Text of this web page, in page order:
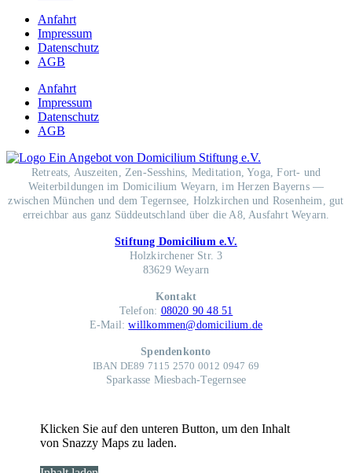
Anfahrt
Impressum
Datenschutz
AGB
Anfahrt
Impressum
Datenschutz
AGB
Retreats, Auszeiten, Zen-Sesshins, Meditation, Yoga, Fort- und
Weiterbildungen im Domicilium Weyarn, im Herzen Bayerns —
zwischen München und dem Tegernsee, Holzkirchen und Rosenheim, gut
erreichbar aus ganz Süddeutschland über die A8, Ausfahrt Weyarn.
Stiftung Domicilium e.V.
Holzkirchener Str. 3
83629 Weyarn
Kontakt
Telefon: 08020 90 48 51
E-Mail:willkommen@domicilium.de
Spendenkonto
IBAN DE89 7115 2570 0012 0947 69
Sparkasse Miesbach-Tegernsee
Klicken Sie auf den unteren Button, um den Inhalt
von Snazzy Maps zu laden.